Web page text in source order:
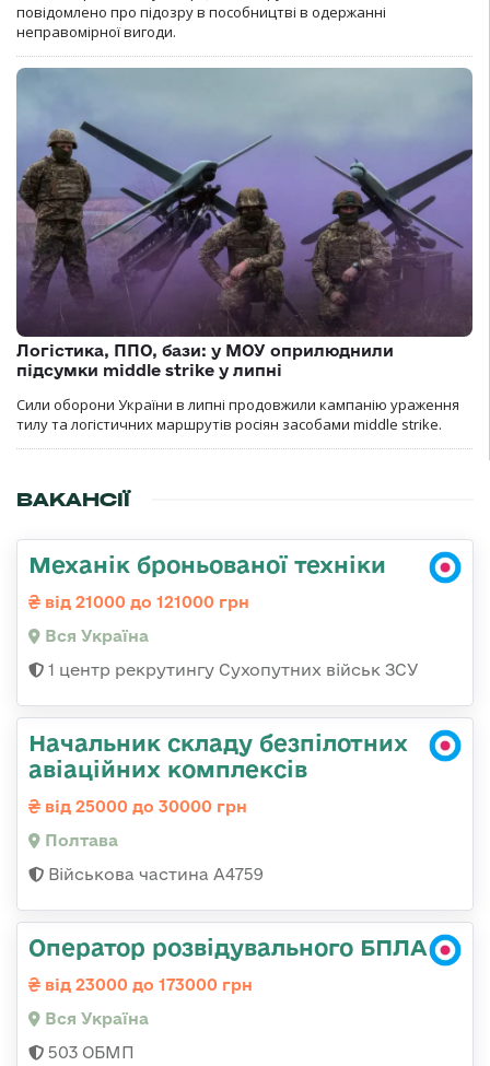
повідомлено про підозру в пособництві в одержанні
неправомірної вигоди.
Логістика, ППО, бази: у МОУ оприлюднили
підсумки middle strike у липні
Сили оборони України в липні продовжили кампанію ураження
тилу та логістичних маршрутів росіян засобами middle strike.
ВАКАНСІЇ
Механік броньованої техніки
від 21000 до 121000 грн
Вся Україна
1 центр рекрутингу Сухопутних військ ЗСУ
Начальник складу безпілотних
авіаційних комплексів
від 25000 до 30000 грн
Полтава
Військова частина А4759
Оператор розвідувального БПЛА
від 23000 до 173000 грн
Вся Україна
503 ОБМП